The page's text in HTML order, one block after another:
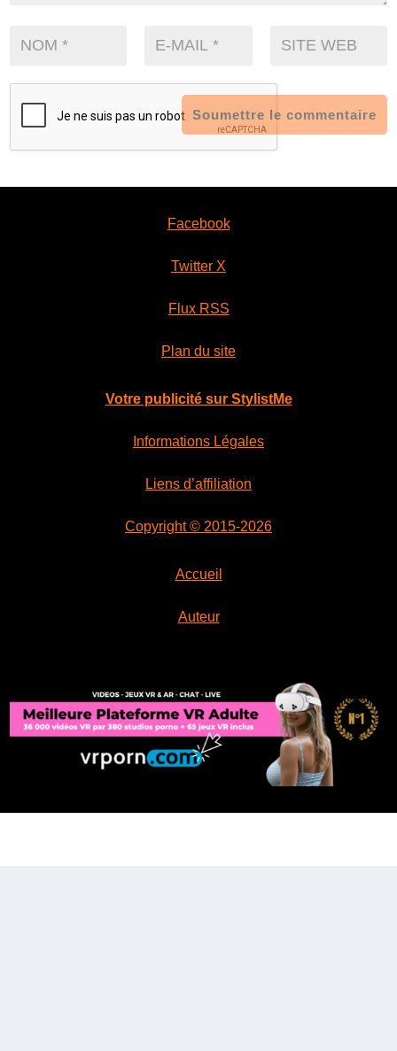
Soumettre le commentaire
Facebook
Twitter X
Flux RSS
Plan du site
Votre publicité sur StylistMe
Informations Légales
Liens d’affiliation
Copyright © 2015-2026
Accueil
Auteur